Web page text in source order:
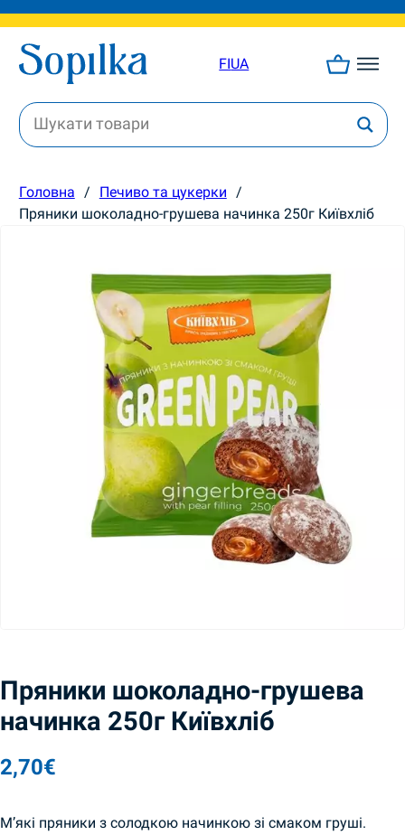
FIUA
Головна / Печиво та цукерки /
Пряники шоколадно-грушева начинка 250г Київхліб
Пряники шоколадно-грушева
начинка 250г Київхліб
2,70€
М’які пряники з солодкою начинкою зі смаком груші.